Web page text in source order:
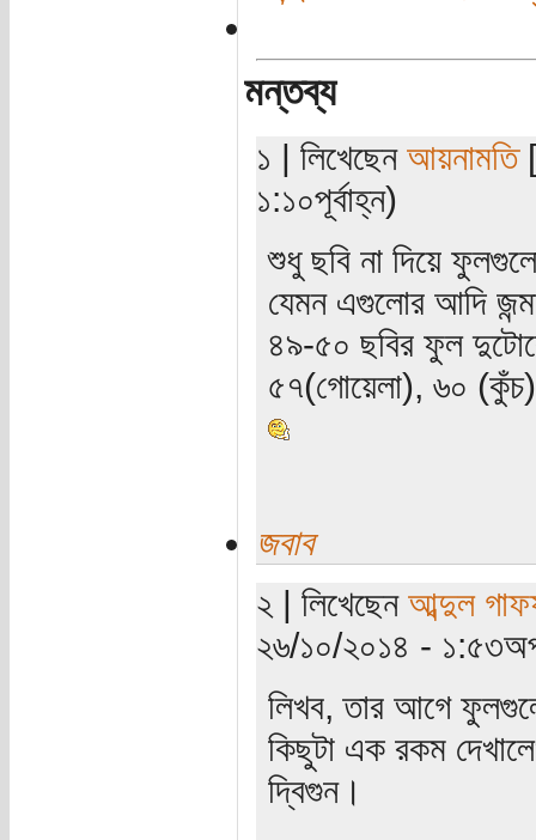
মন্তব্য
১ | লিখেছেন আয়নামতি
১:১০পূর্বাহ্ন)
শুধু ছবি না দিয়ে
যেমন এগুলোর আদি
৪৯-৫০ ছবির ফুল
৫৭(গোয়েলা), ৬০
জবাব
২ | লিখেছেন আব্দুল
২৬/১০/২০১৪ -
লিখব, তার আগে
কিছুটা এক রকম
দ্বিগুন।